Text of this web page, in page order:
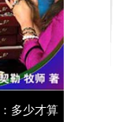
多少才算